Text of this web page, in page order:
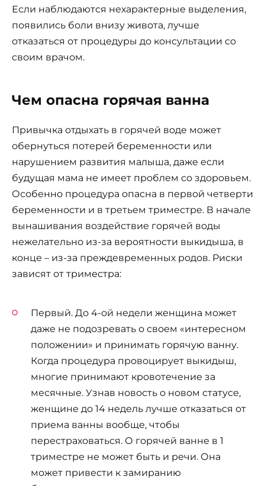
Если наблюдаются нехарактерные выделения,
появились боли внизу живота, лучше
отказаться от процедуры до консультации со
своим врачом.
Чем опасна горячая ванна
Привычка отдыхать в горячей воде может
обернуться потерей беременности или
нарушением развития малыша, даже если
будущая мама не имеет проблем со здоровьем.
Особенно процедура опасна в первой четверти
беременности и в третьем триместре. В начале
вынашивания воздействие горячей воды
нежелательно из-за вероятности выкидыша, в
конце – из-за преждевременных родов. Риски
зависят от триместра:
Первый. До 4-ой недели женщина может
даже не подозревать о своем «интересном
положении» и принимать горячую ванну.
Когда процедура провоцирует выкидыш,
многие принимают кровотечение за
месячные. Узнав новость о новом статусе,
женщине до 14 недель лучше отказаться от
приема ванны вообще, чтобы
перестраховаться. О горячей ванне в 1
триместре не может быть и речи. Она
может привести к замиранию